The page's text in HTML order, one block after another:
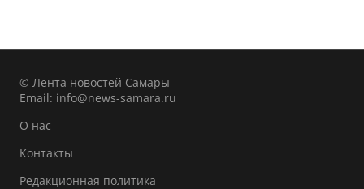
© Лента новостей Самары
Email: info@news-samara.ru
О нас
Контакты
Редакционная политика